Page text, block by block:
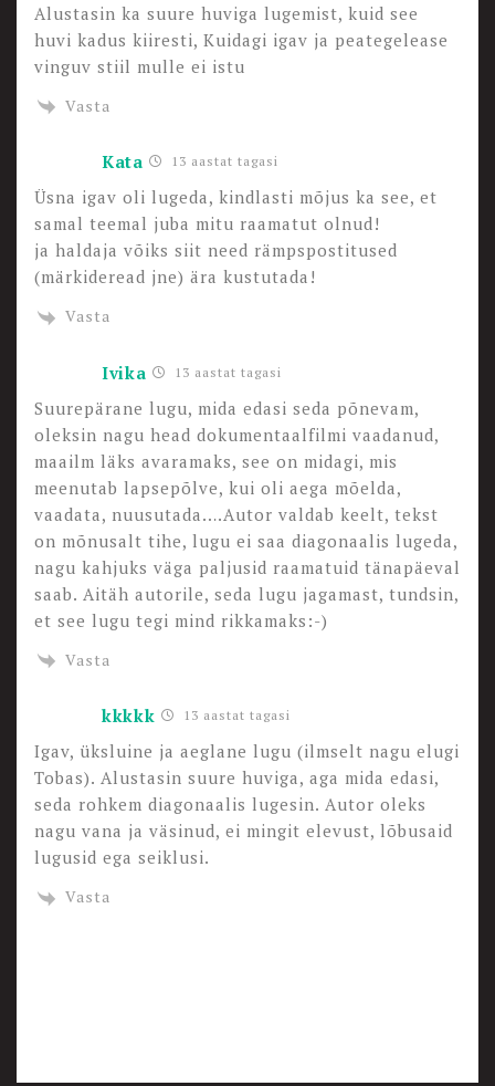
Alustasin ka suure huviga lugemist, kuid see
huvi kadus kiiresti, Kuidagi igav ja peategelease
vinguv stiil mulle ei istu
Vasta
Kata 13 aastat tagasi
Üsna igav oli lugeda, kindlasti mõjus ka see, et
samal teemal juba mitu raamatut olnud!
ja haldaja võiks siit need rämpspostitused
(märkideread jne) ära kustutada!
Vasta
Ivika 13 aastat tagasi
Suurepärane lugu, mida edasi seda põnevam,
oleksin nagu head dokumentaalfilmi vaadanud,
maailm läks avaramaks, see on midagi, mis
meenutab lapsepõlve, kui oli aega mõelda,
vaadata, nuusutada….Autor valdab keelt, tekst
on mõnusalt tihe, lugu ei saa diagonaalis lugeda,
nagu kahjuks väga paljusid raamatuid tänapäeval
saab. Aitäh autorile, seda lugu jagamast, tundsin,
et see lugu tegi mind rikkamaks:-)
Vasta
kkkkk 13 aastat tagasi
Igav, üksluine ja aeglane lugu (ilmselt nagu elugi
Tobas). Alustasin suure huviga, aga mida edasi,
seda rohkem diagonaalis lugesin. Autor oleks
nagu vana ja väsinud, ei mingit elevust, lõbusaid
lugusid ega seiklusi.
Vasta